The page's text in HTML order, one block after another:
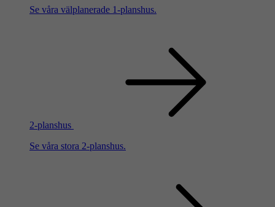
Se våra välplanerade 1-planshus.
2-planshus
Se våra stora 2-planshus.